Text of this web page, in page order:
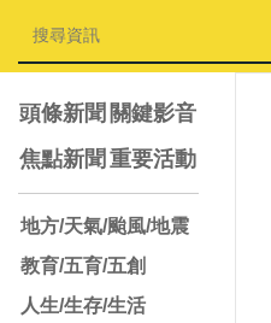
頭條新聞 關鍵影音
焦點新聞 重要活動
地方/天氣/颱風/地震
教育/五育/五創
人生/生存/生活